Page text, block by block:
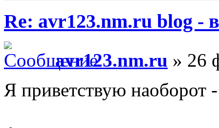
Re: avr123.nm.ru blog -
avr123.nm.ru » 26
Я приветствую наоборот